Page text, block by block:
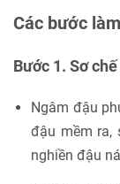
Các bước
Bước 1. Sơ
Ngâm đậu
đậu mềm ra,
nghiền đậu